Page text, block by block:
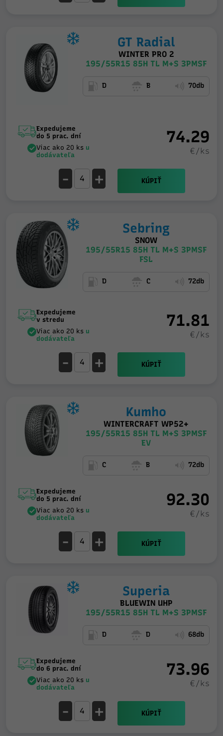
GT Radial
WINTER PRO 2
195/55R15 85H TL M+S 3PMSF
D B 70db
Expedujeme
do 5 prac. dní
Viac ako 20 ks u
dodávateľa
74.29
€/ks
- + KÚPIŤ
Sebring
SNOW
195/55R15 85H TL M+S 3PMSF
FSL
D C 72db
Expedujeme
v stredu
Viac ako 20 ks u
dodávateľa
71.81
€/ks
- + KÚPIŤ
Kumho
WINTERCRAFT WP52+
195/55R15 85H TL M+S 3PMSF
EV
C B 72db
Expedujeme
do 5 prac. dní
Viac ako 20 ks u
dodávateľa
92.30
€/ks
- + KÚPIŤ
Superia
BLUEWIN UHP
195/55R15 85H TL M+S 3PMSF
D D 68db
Expedujeme
do 6 prac. dní
Viac ako 20 ks u
dodávateľa
73.96
€/ks
- + KÚPIŤ